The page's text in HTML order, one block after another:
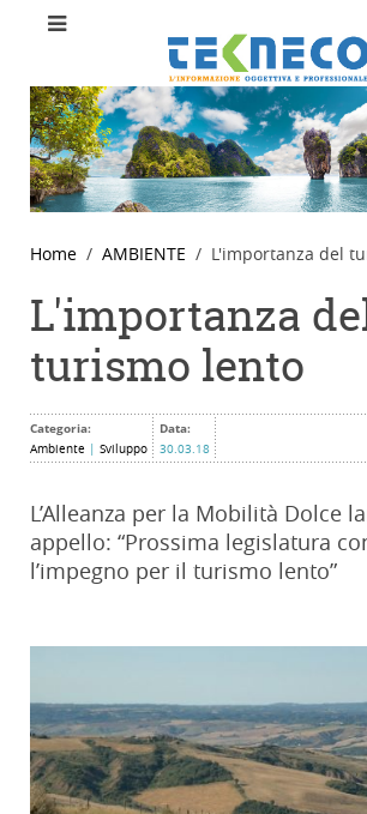
Home AMBIENTE L'importanza del
L'importanza
turismo lento
Categoria:
Ambiente Sviluppo
Data:
30.03.18
L’Alleanza per la Mobilità Dolce
appello: “Prossima legislatura
l’impegno per il turismo lento”